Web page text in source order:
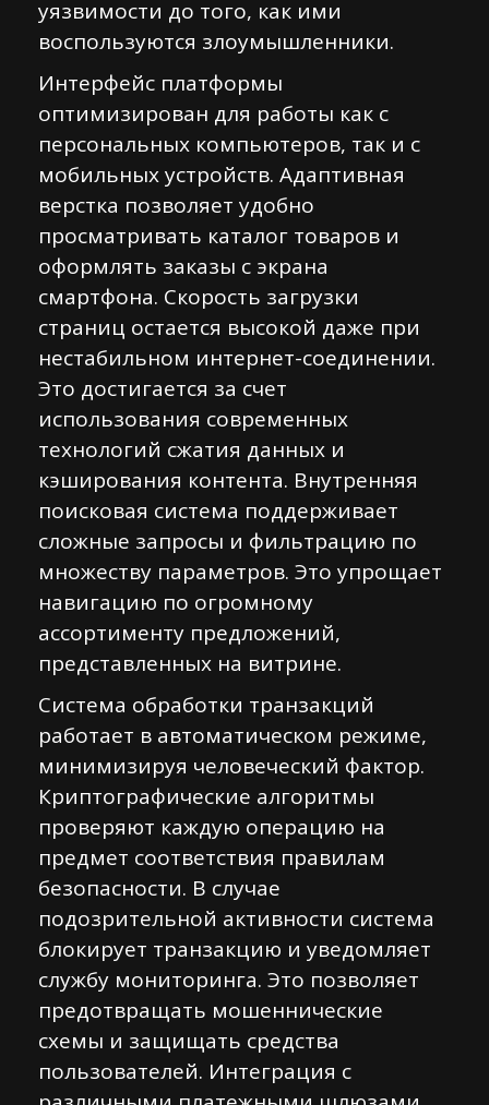
уязвимости до того, как ими
воспользуются злоумышленники.
Интерфейс платформы
оптимизирован для работы как с
персональных компьютеров, так и с
мобильных устройств. Адаптивная
верстка позволяет удобно
просматривать каталог товаров и
оформлять заказы с экрана
смартфона. Скорость загрузки
страниц остается высокой даже при
нестабильном интернет-соединении.
Это достигается за счет
использования современных
технологий сжатия данных и
кэширования контента. Внутренняя
поисковая система поддерживает
сложные запросы и фильтрацию по
множеству параметров. Это упрощает
навигацию по огромному
ассортименту предложений,
представленных на витрине.
Система обработки транзакций
работает в автоматическом режиме,
минимизируя человеческий фактор.
Криптографические алгоритмы
проверяют каждую операцию на
предмет соответствия правилам
безопасности. В случае
подозрительной активности система
блокирует транзакцию и уведомляет
службу мониторинга. Это позволяет
предотвращать мошеннические
схемы и защищать средства
пользователей. Интеграция с